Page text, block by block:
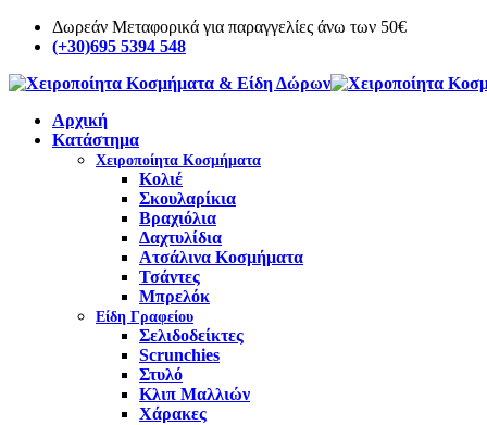
Δωρεάν Μεταφορικά για παραγγελίες άνω των 50€
(+30)695 5394 548
Αρχική
Κατάστημα
Χειροποίητα Κοσμήματα
Κολιέ
Σκουλαρίκια
Βραχιόλια
Δαχτυλίδια
Ατσάλινα Κοσμήματα
Τσάντες
Μπρελόκ
Είδη Γραφείου
Σελιδοδείκτες
Scrunchies
Στυλό
Κλιπ Μαλλιών
Χάρακες